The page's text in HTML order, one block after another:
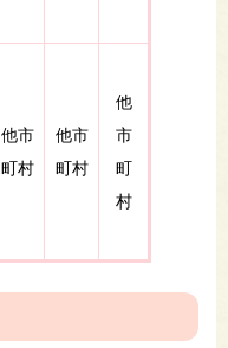
他市
町村
他市
町村
他
市
町
村